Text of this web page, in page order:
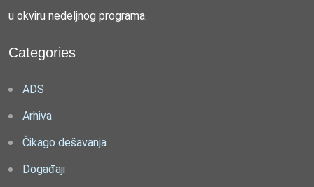
u okviru nedeljnog programa.
Categories
ADS
Arhiva
Čikago dešavanja
Događaji